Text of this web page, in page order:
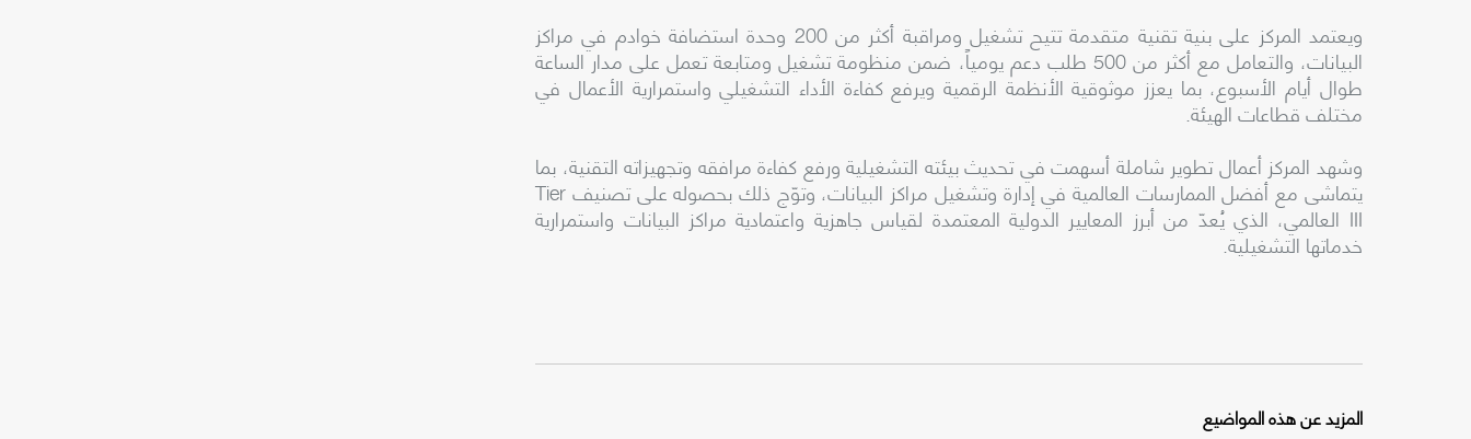
ويعتمد المركز على بنية تقنية متقدمة تتيح تشغيل ومراقبة أكثر من 200 وحدة استضافة خوادم في مراكز
البيانات، والتعامل مع أكثر من 500 طلب دعم يومياً، ضمن منظومة تشغيل ومتابعة تعمل على مدار الساعة
طوال أيام الأسبوع، بما يعزز موثوقية الأنظمة الرقمية ويرفع كفاءة الأداء التشغيلي واستمرارية الأعمال في
مختلف قطاعات الهيئة.
وشهد المركز أعمال تطوير شاملة أسهمت في تحديث بيئته التشغيلية ورفع كفاءة مرافقه وتجهيزاته التقنية، بما
يتماشى مع أفضل الممارسات العالمية في إدارة وتشغيل مراكز البيانات، وتوّج ذلك بحصوله على تصنيف Tier
III العالمي، الذي يُعدّ من أبرز المعايير الدولية المعتمدة لقياس جاهزية واعتمادية مراكز البيانات واستمرارية
خدماتها التشغيلية.
المزيد عن هذه المواضيع